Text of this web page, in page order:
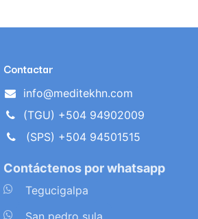
Contactar
info@meditekhn.com
(TGU) +504 94902009
(SPS) +504 94501515
Contáctenos por whatsapp
Tegucigalpa
San pedro sula